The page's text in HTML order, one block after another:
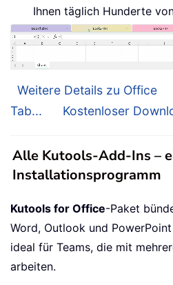
Ihnen täglich Hunderte
Weitere Details zu Office
Tab...
Kostenloser
Alle Kutools-Add-Ins –
Installationsprogramm
Kutools for Office-Paket
Word, Outlook und
ideal für Teams, die mit
arbeiten.